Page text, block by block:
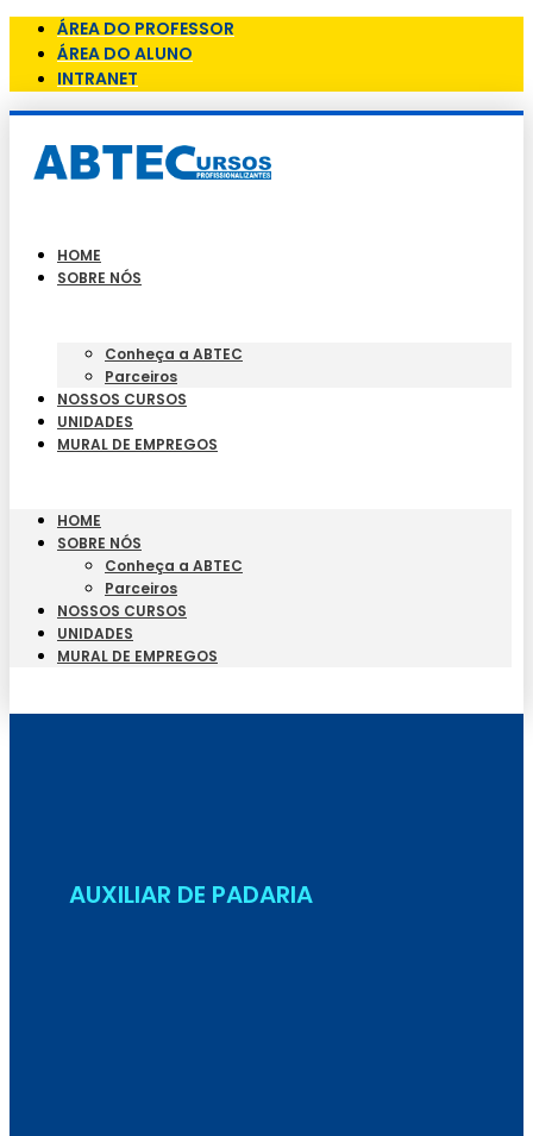
ÁREA DO PROFESSOR
ÁREA DO ALUNO
INTRANET
HOME
SOBRE NÓS
Conheça a ABTEC
Parceiros
NOSSOS CURSOS
UNIDADES
MURAL DE EMPREGOS
HOME
SOBRE NÓS
Conheça a ABTEC
Parceiros
NOSSOS CURSOS
UNIDADES
MURAL DE EMPREGOS
AUXILIAR DE PADARIA